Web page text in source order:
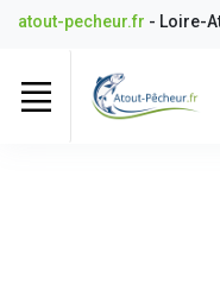
atout-pecheur.fr - Loire-